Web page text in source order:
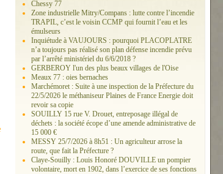
Chessy 77
Zone industrielle Mitry/Compans : lutte contre l’incendie
TRAPIL, c’est le voisin CCMP qui fournit l’eau et les
émulseurs
Inquiétude à VAUJOURS : pourquoi PLACOPLATRE
n’a toujours pas réalisé son plan défense incendie prévu
par l’arrêté ministériel du 6/6/2018 ?
GERBEROY l'un des plus beaux villages de l'Oise
Meaux 77 : oies bernaches
Marchémoret : Suite à une inspection de la Préfecture du
22/5/2026 le méthaniseur Plaines de France Energie doit
revoir sa copie
SOUILLY 15 rue V. Drouet, entreposage illégal de
déchets : la société écope d’une amende administrative de
15 000 €
MESSY 25/7/2026 à 8h51 : Un agriculteur arrose la
route, que fait la Préfecture ?
Claye-Souilly : Louis Honoré DOUVILLE un pompier
volontaire, mort en 1902, dans l’exercice de ses fonctions